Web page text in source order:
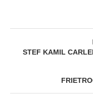
STEF KAMIL